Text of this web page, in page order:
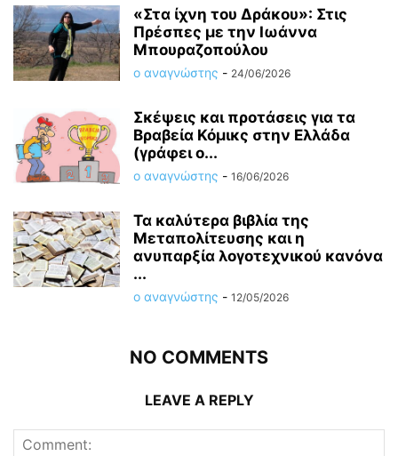
«Στα ίχνη του Δράκου»: Στις
Πρέσπες με την Ιωάννα
Μπουραζοπούλου
ο αναγνώστης - 24/06/2026
Σκέψεις και προτάσεις για τα
Βραβεία Κόμικς στην Ελλάδα
(γράφει ο...
ο αναγνώστης - 16/06/2026
Τα καλύτερα βιβλία της
Μεταπολίτευσης και η
ανυπαρξία λογοτεχνικού κανόνα
...
ο αναγνώστης - 12/05/2026
NO COMMENTS
LEAVE A REPLY